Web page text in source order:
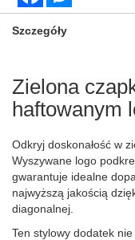
Szczegóły
Zielona
haftowanym
Odkryj doskonałość w
Wyszywane logo
gwarantuje idealne
najwyższą jakością
diagonalnej.
Ten stylowy dodatek